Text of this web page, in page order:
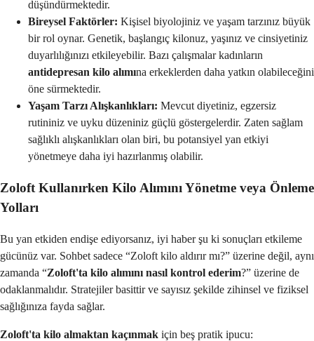
düşündürmektedir.
Bireysel Faktörler: Kişisel biyolojiniz ve yaşam tarzınız büyük
bir rol oynar. Genetik, başlangıç kilonuz, yaşınız ve cinsiyetiniz
duyarlılığınızı etkileyebilir. Bazı çalışmalar kadınların
antidepresan kilo alımına erkeklerden daha yatkın olabileceğini
öne sürmektedir.
Yaşam Tarzı Alışkanlıkları: Mevcut diyetiniz, egzersiz
rutininiz ve uyku düzeniniz güçlü göstergelerdir. Zaten sağlam
sağlıklı alışkanlıkları olan biri, bu potansiyel yan etkiyi
yönetmeye daha iyi hazırlanmış olabilir.
Zoloft Kullanırken Kilo Alımını Yönetme veya Önleme
Yolları
Bu yan etkiden endişe ediyorsanız, iyi haber şu ki sonuçları etkileme
gücünüz var. Sohbet sadece “Zoloft kilo aldırır mı?” üzerine değil, aynı
zamanda “Zoloft'ta kilo alımını nasıl kontrol ederim?” üzerine de
odaklanmalıdır. Stratejiler basittir ve sayısız şekilde zihinsel ve fiziksel
sağlığınıza fayda sağlar.
Zoloft'ta kilo almaktan kaçınmak için beş pratik ipucu: